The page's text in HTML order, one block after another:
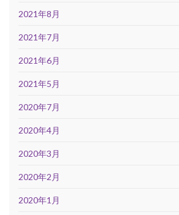
2021年8月
2021年7月
2021年6月
2021年5月
2020年7月
2020年4月
2020年3月
2020年2月
2020年1月